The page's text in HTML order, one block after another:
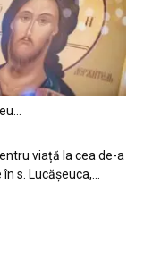
viață la cea de-a
în s. Lucășeuca,...